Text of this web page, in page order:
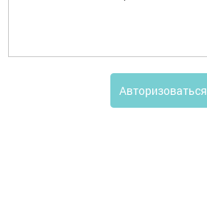
Авторизоваться